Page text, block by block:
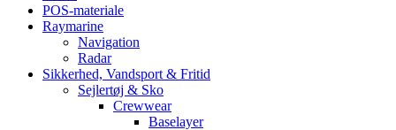
POS-materiale
Raymarine
Navigation
Radar
Sikkerhed, Vandsport & Fritid
Sejlertøj & Sko
Crewwear
Baselayer